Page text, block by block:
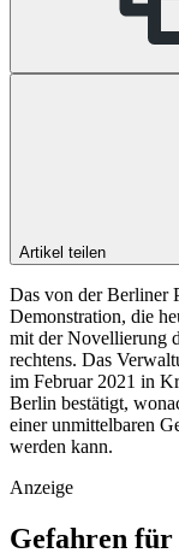
Artikel teilen
Das von der Berliner
Demonstration, die
mit der Novellierung
rechtens. Das
im Februar 2021 in
Berlin bestätigt,
einer unmittelbaren
werden kann.
Anzeige
Gefahren